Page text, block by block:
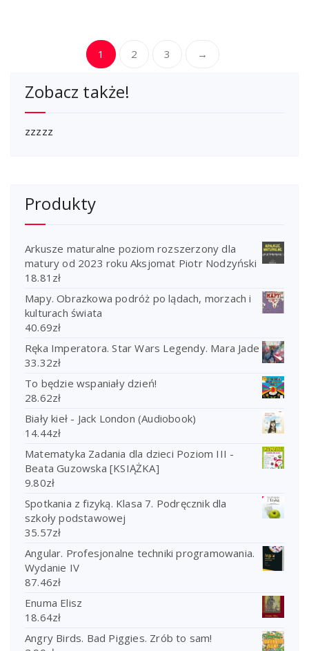
1 2 3 →
Zobacz także!
zzzzz
Produkty
Arkusze maturalne poziom rozszerzony dla
matury od 2023 roku Aksjomat Piotr Nodzyński
18.81 zł
Mapy. Obrazkowa podróż po lądach, morzach i
kulturach świata
40.69zł
Ręka Imperatora. Star Wars Legendy. Mara Jade
33.32zł
To będzie wspaniały dzień!
28.62zł
Biały kieł - Jack London (Audiobook)
14.44zł
Matematyka Zadania dla dzieci Poziom III -
Beata Guzowska [KSIĄŻKA]
9.80zł
Spotkania z fizyką. Klasa 7. Podręcznik dla
szkoły podstawowej
35.57zł
Angular. Profesjonalne techniki programowania.
Wydanie IV
87.46zł
Enuma Elisz
18.64zł
Angry Birds. Bad Piggies. Zrób to sam!